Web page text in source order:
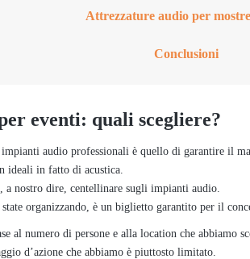
Attrezzature audio per
Conclusioni
eventi: quali scegliere?
audio professionali è quello di garantire il
ideali in fatto di acustica.
a nostro dire, centellinare sugli impianti audio.
organizzando, è un biglietto garantito per il
al numero di persone e alla location che abbiamo
d’azione che abbiamo è piuttosto limitato.